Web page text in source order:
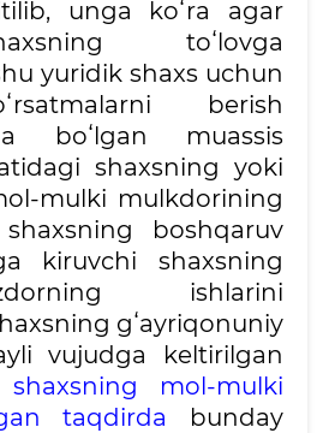
unga koʻra agar
toʻlovga
yuridik shaxs uchun
berish
boʻlgan muassis
shaxsning yoki
mulki mulkdorining
boshqaruv
kiruvchi shaxsning
ishlarini
gʻayriqonuniy
vujudga keltirilgan
mol-mulki
taqdirda bunday